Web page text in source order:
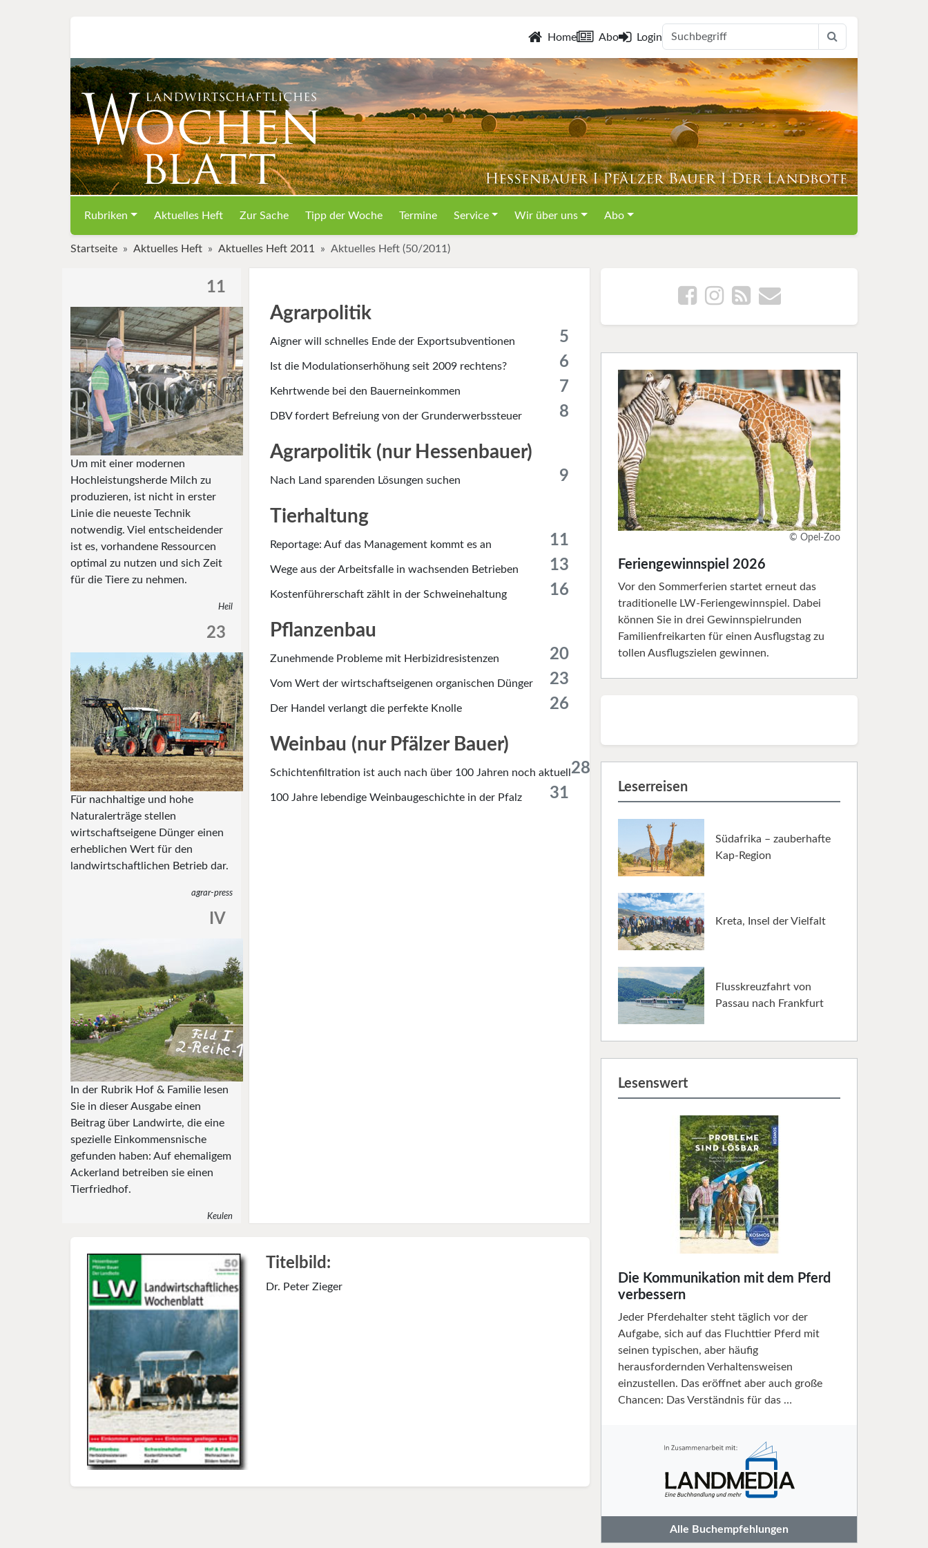
Home Abo Login
Rubriken Aktuelles Heft Zur Sache Tipp der Woche Termine Service Wir über uns Abo
Startseite Aktuelles Heft Aktuelles Heft 2011 Aktuelles Heft (50/2011)
11
Um mit einer modernen
Hochleistungsherde Milch zu
produzieren, ist nicht in erster
Linie die neueste Technik
notwendig. Viel entscheidender
ist es, vorhandene Ressourcen
optimal zu nutzen und sich Zeit
für die Tiere zu nehmen.
Heil
23
Für nachhaltige und hohe
Naturalerträge stellen
wirtschaftseigene Dünger einen
erheblichen Wert für den
landwirtschaftlichen Betrieb dar.
agrar-press
IV
In der Rubrik Hof & Familie lesen
Sie in dieser Ausgabe einen
Beitrag über Landwirte, die eine
spezielle Einkommensnische
gefunden haben: Auf ehemaligem
Ackerland betreiben sie einen
Tierfriedhof.
Keulen
Agrarpolitik
Aigner will schnelles Ende der Exportsubventionen 5
Ist die Modulationserhöhung seit 2009 rechtens? 6
Kehrtwende bei den Bauerneinkommen 7
DBV fordert Befreiung von der Grunderwerbssteuer 8
Agrarpolitik (nur Hessenbauer)
Nach Land sparenden Lösungen suchen 9
Tierhaltung
Reportage: Auf das Management kommt es an 11
Wege aus der Arbeitsfalle in wachsenden Betrieben 13
Kostenführerschaft zählt in der Schweinehaltung 16
Pflanzenbau
Zunehmende Probleme mit Herbizidresistenzen 20
Vom Wert der wirtschaftseigenen organischen Dünger 23
Der Handel verlangt die perfekte Knolle 26
Weinbau (nur Pfälzer Bauer)
Schichtenfiltration ist auch nach über 100 Jahren noch aktuell 28
100 Jahre lebendige Weinbaugeschichte in der Pfalz 31
Titelbild:
Dr. Peter Zieger
© Opel-Zoo
Feriengewinnspiel 2026
Vor den Sommerferien startet erneut das
traditionelle LW-Feriengewinnspiel. Dabei
können Sie in drei Gewinnspielrunden
Familienfreikarten für einen Ausflugstag zu
tollen Ausflugszielen gewinnen.
Leserreisen
Südafrika – zauberhafte
Kap-Region
Kreta, Insel der Vielfalt
Flusskreuzfahrt von
Passau nach Frankfurt
Lesenswert
Die Kommunikation mit dem Pferd
verbessern
Jeder Pferdehalter steht täglich vor der
Aufgabe, sich auf das Fluchttier Pferd mit
seinen typischen, aber häufig
herausfordernden Verhaltensweisen
einzustellen. Das eröffnet aber auch große
Chancen: Das Verständnis für das …
Alle Buchempfehlungen